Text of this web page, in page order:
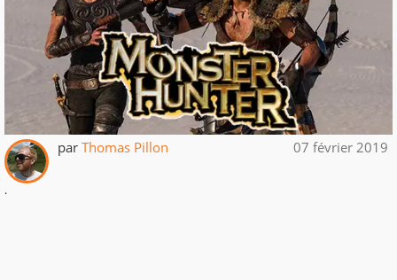
par Thomas Pillon 07 février 2019
.